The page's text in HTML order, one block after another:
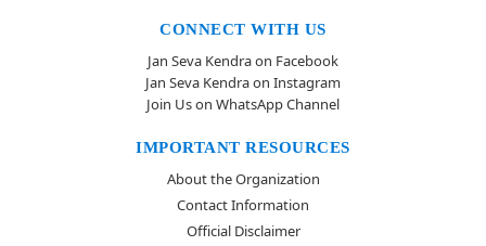
CONNECT WITH US
Jan Seva Kendra on Facebook
Jan Seva Kendra on Instagram
Join Us on WhatsApp Channel
IMPORTANT RESOURCES
About the Organization
Contact Information
Official Disclaimer